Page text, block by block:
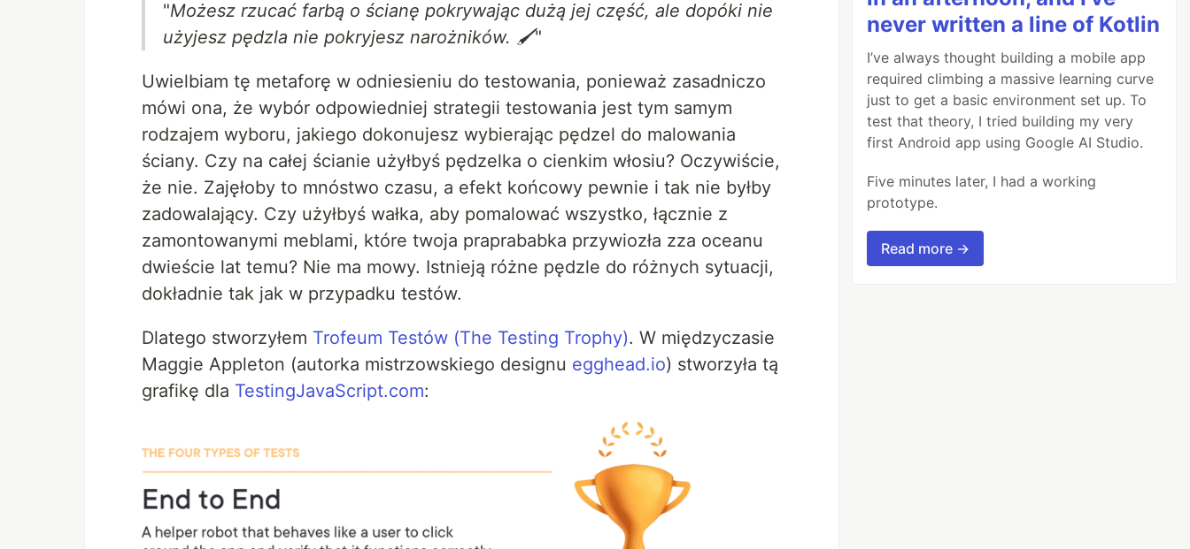
"Możesz rzucać farbą o ścianę pokrywając dużą jej część, ale dopóki nie
użyjesz pędzla nie pokryjesz narożników. 🖌️"
Uwielbiam tę metaforę w odniesieniu do testowania, ponieważ zasadniczo
mówi ona, że wybór odpowiedniej strategii testowania jest tym samym
rodzajem wyboru, jakiego dokonujesz wybierając pędzel do malowania
ściany. Czy na całej ścianie użyłbyś pędzelka o cienkim włosiu? Oczywiście,
że nie. Zajęłoby to mnóstwo czasu, a efekt końcowy pewnie i tak nie byłby
zadowalający. Czy użyłbyś wałka, aby pomalować wszystko, łącznie z
zamontowanymi meblami, które twoja praprababka przywiozła zza oceanu
dwieście lat temu? Nie ma mowy. Istnieją różne pędzle do różnych sytuacji,
dokładnie tak jak w przypadku testów.
Dlatego stworzyłem Trofeum Testów (The Testing Trophy). W międzyczasie
Maggie Appleton (autorka mistrzowskiego designu egghead.io) stworzyła tą
grafikę dla TestingJavaScript.com:
never written a line of Kotlin
I’ve always thought building a mobile app
required climbing a massive learning curve
just to get a basic environment set up. To
test that theory, I tried building my very
first Android app using Google AI Studio.
Five minutes later, I had a working
prototype.
Read more →